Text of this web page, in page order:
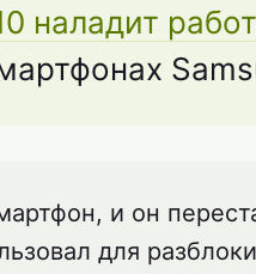
наладит
и он
для